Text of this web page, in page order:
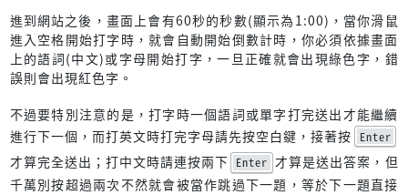
進到網站之後，畫面上會有60秒的秒數(顯示為1:00)，當你滑鼠
進入空格開始打字時，就會自動開始倒數計時，你必須依據畫面
上的語詞(中文)或字母開始打字，一旦正確就會出現綠色字，錯
誤則會出現紅色字。
不過要特別注意的是，打字時一個語詞或單字打完送出才能繼續
進行下一個，而打英文時打完字母請先按空白鍵，接著按
Enter
才算完全送出；打中文時請連按兩下 Enter 才算是送出答案，但
千萬別按超過兩次不然就會被當作跳過下一題，等於下一題直接